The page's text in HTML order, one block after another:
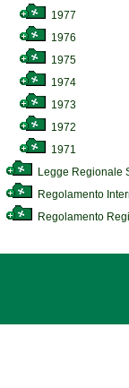
1977
1976
1975
1974
1973
1972
1971
Legge Regionale
Regolamento
Regolamento